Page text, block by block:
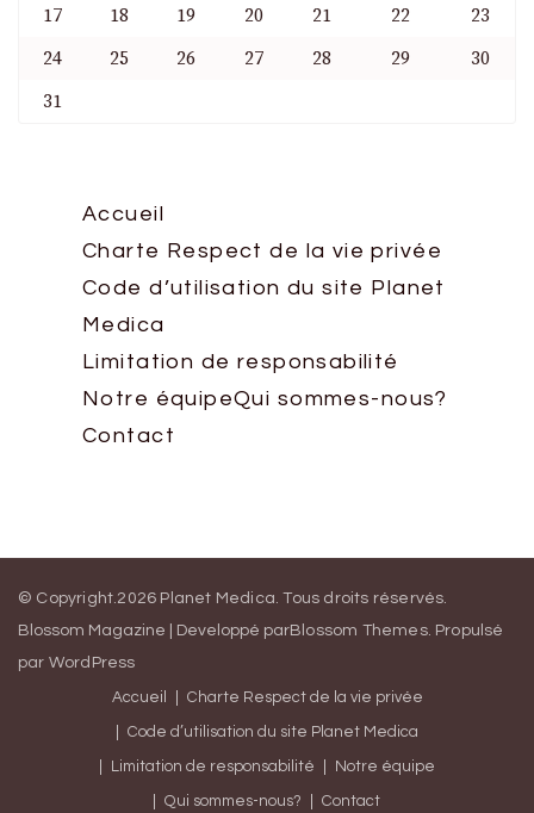
17
18 19 20 21 22
23
24
25 26 27 28 29
30
31
Accueil
Charte Respect de la vie privée
Code d’utilisation du site Planet
Medica
Limitation de responsabilité
Notre équipeQui sommes-nous?
Contact
© Copyright.2026 Planet Medica . Tous droits réservés.
Blossom Magazine | Developpé parBlossom Themes. Propulsé
par WordPress
Accueil Charte Respect de la vie privée
Code d’utilisation du site Planet Medica
Limitation de responsabilité Notre équipe
Qui sommes-nous? Contact